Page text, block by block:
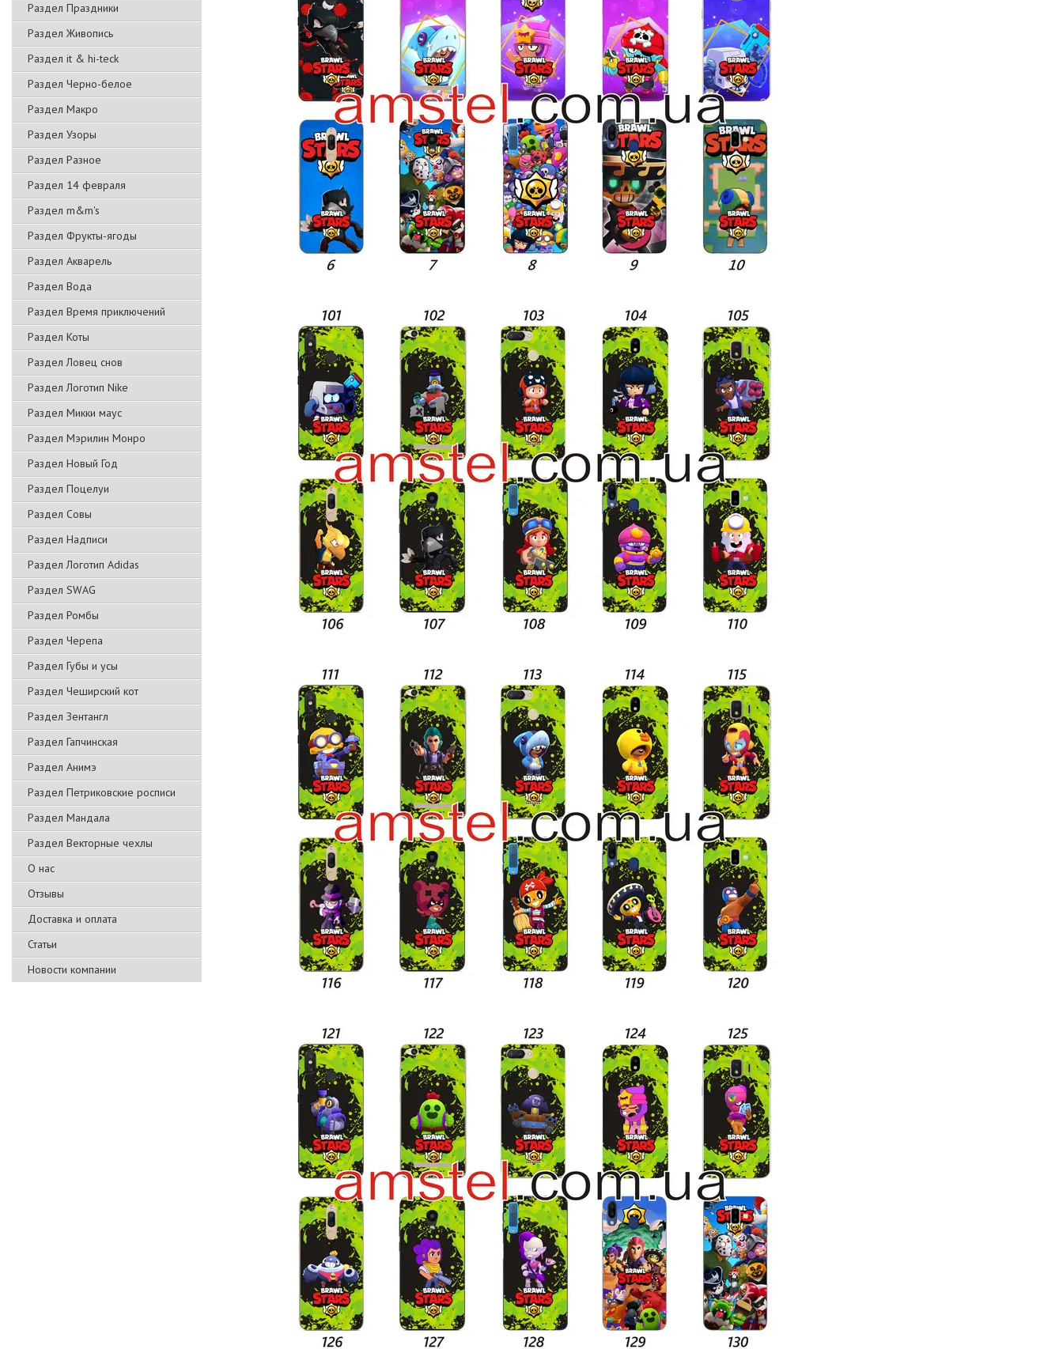
Раздел Праздники
Раздел Живопись
Раздел it & hi-teck
Раздел Черно-белое
Раздел Макро
Раздел Узоры
Раздел Разное
Раздел 14 февраля
Раздел m&m's
Раздел Фрукты-ягоды
Раздел Акварель
Раздел Вода
Раздел Время приключений
Раздел Коты
Раздел Ловец снов
Раздел Логотип Nike
Раздел Микки маус
Раздел Мэрилин Монро
Раздел Новый Год
Раздел Поцелуи
Раздел Совы
Раздел Надписи
Раздел Логотип Adidas
Раздел SWAG
Раздел Ромбы
Раздел Черепа
Раздел Губы и усы
Раздел Чеширский кот
Раздел Зентангл
Раздел Гапчинская
Раздел Анимэ
Раздел Петриковские росписи
Раздел Мандала
Раздел Векторные чехлы
О нас
Отзывы
Доставка и оплата
Статьи
Новости компании